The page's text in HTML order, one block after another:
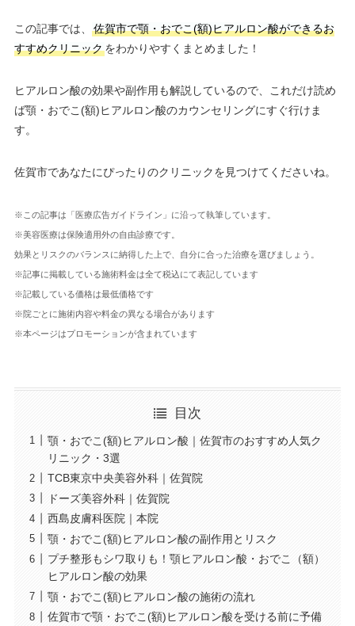
この記事では、
佐賀市で顎・おでこ(額)ヒアルロン酸ができるお
すすめクリニックをわかりやすくまとめました！
ヒアルロン酸の効果や副作用も解説しているので、これだけ読め
ば顎・おでこ(額)ヒアルロン酸のカウンセリングにすぐ行けま
す。
佐賀市であなたにぴったりのクリニックを見つけてくださいね。
※この記事は「医療広告ガイドライン」に沿って執筆しています。
※美容医療は保険適用外の自由診療です。
効果とリスクのバランスに納得した上で、自分に合った治療を選びましょう。
※記事に掲載している施術料金は全て税込にて表記しています
※記載している価格は最低価格です
※院ごとに施術内容や料金の異なる場合があります
※本ページはプロモーションが含まれています
目次
顎・おでこ(額)ヒアルロン酸｜佐賀市のおすすめ人気ク
リニック・3選
TCB東京中央美容外科｜佐賀院
ドーズ美容外科｜佐賀院
西島皮膚科医院｜本院
顎・おでこ(額)ヒアルロン酸の副作用とリスク
プチ整形もシワ取りも！顎ヒアルロン酸・おでこ（額）
ヒアルロン酸の効果
顎・おでこ(額)ヒアルロン酸の施術の流れ
佐賀市で顎・おでこ(額)ヒアルロン酸を受ける前に予備